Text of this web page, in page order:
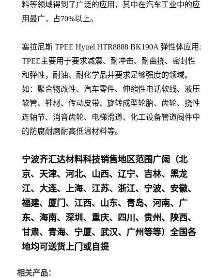
料等领域得到了广泛的应用，其中在汽车工业中的应
用最广，占70%以上。
塞拉尼斯 TPEE Hytrel HTR8888 BK190A 弹性体应用:
TPEE主要用于要求减震、耐冲击、耐曲挠、密封性
和弹性，耐油、耐化学品并要求足够强度的领域。
如：聚合物改性、汽车零件、伸缩性电话软线、液压
软管、鞋材、传动皮带、旋转成型轮胎、齿轮、挠性
连轴节、消音齿轮、电梯滑道、化工设备管道阀件中
的防腐耐磨耐高低温材料等。
宁波齐汇达材料科技销售地区范围广阔（北
京、天津、河北、山西、辽宁、吉林、黑龙
江、大连、上海、江苏、浙江、宁波、安徽、
福建、厦门、江西、山东、青岛、河南、广
东、海南、深圳、重庆、四川、贵州、陕西、
甘肃、青海、宁厦、武汉、广州等等）全国各
地均可送货上门或自提
相关产品：